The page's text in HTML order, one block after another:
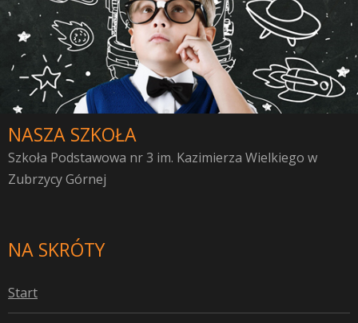
NASZA SZKOŁA
Szkoła Podstawowa nr 3 im. Kazimierza Wielkiego w
Zubrzycy Górnej
NA SKRÓTY
Start